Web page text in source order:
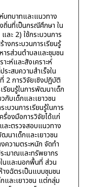
บทบาทและแนวทาง
ถิ่นที่เป็นกรณีศึกษา ใน
ละ 2) ใช้กระบวนการ
งกระบวนการเรียนรู้
ารส่วนตำบลและชุมชน
ะห์และสังเคราะห์
ะสบความสำเร็จใน
2 การวิจัยเชิงปฏิบัติ
รียนรู้ในการพัฒนาเด็ก
กับเด็กและเยาวชน
บวนการเรียนรู้ในการ
องมือการวิจัยได้แก่
ะตรวจสอบแนวทาง
าเด็กและเยาวชน
ความตระหนัก จัดทำ
ะมาณและทรัพยากร
นและนอกพื้นที่ ส่วน
งฉัตรเป็นแบบชุมชน
และเยาวชน แต่กลุ่ม